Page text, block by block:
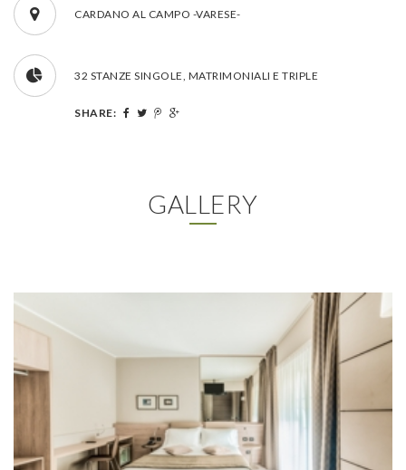
CARDANO AL CAMPO -VARESE-
32 STANZE SINGOLE, MATRIMONIALI E TRIPLE
SHARE:
GALLERY